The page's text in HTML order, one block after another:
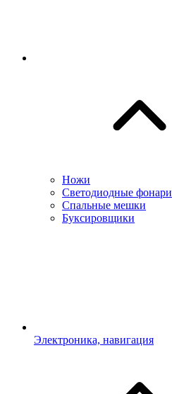
Ножи
Светодиодные фонари
Спальные мешки
Буксировщики
Электроника, навигация